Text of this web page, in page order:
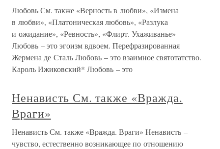
Любовь См. также «Верность в любви», «Измена
в любви», «Платоническая любовь», «Разлука
и ожидание», «Ревность», «Флирт. Ухаживанье»
Любовь – это эгоизм вдвоем. Перефразированная
Жермена де Сталь Любовь – это взаимное святотатство.
Кароль Ижиковский* Любовь – это
Ненависть См. также «Вражда.
Враги»
Ненависть См. также «Вражда. Враги» Ненависть –
чувство, естественно возникающее по отношению